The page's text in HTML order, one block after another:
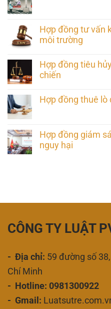
Hợp đồng tư vấn
môi trường
Hợp đồng tiêu
chiến
Hợp đồng thuê lò
Hợp đồng giám
nguy hại
CÔNG TY LUẬT
- Địa chỉ: 59 đường số
Chí Minh
- Hotline: 0981300922
- Gmail: